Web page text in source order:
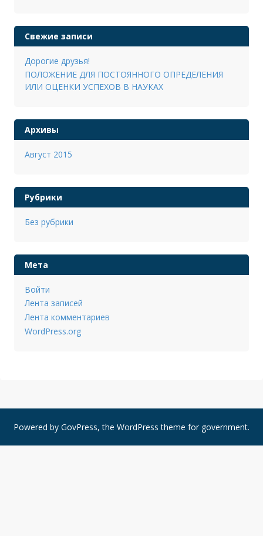
Свежие записи
Дорогие друзья!
ПОЛОЖЕНИЕ ДЛЯ ПОСТОЯННОГО ОПРЕДЕЛЕНИЯ
ИЛИ ОЦЕНКИ УСПЕХОВ В НАУКАХ
Архивы
Август 2015
Рубрики
Без рубрики
Мета
Войти
Лента записей
Лента комментариев
WordPress.org
Powered by GovPress, the WordPress theme for government.